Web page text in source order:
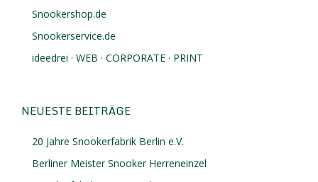
Snookershop.de
Snookerservice.de
ideedrei · WEB · CORPORATE · PRINT
NEUESTE BEITRÄGE
20 Jahre Snookerfabrik Berlin e.V.
Berliner Meister Snooker Herreneinzel